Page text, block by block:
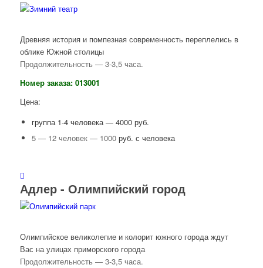
Древняя история и помпезная современность переплелись в
облике Южной столицы
Продолжительность — 3-3,5 часа.
Номер заказа: 013001
Цена:
группа 1-4 человека — 4000 руб.
5 — 12 человек — 1000руб. с человека
Адлер - Олимпийский город
Олимпийское великолепие и колорит южного города ждут
Вас на улицах приморского города
Продолжительность — 3-3,5 часа.